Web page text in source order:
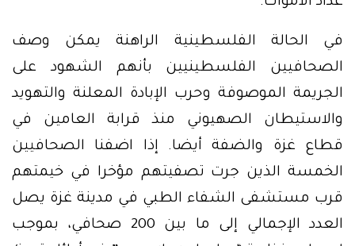
في الحالة الفلسطينية الراهنة يمكن وصف
الصحافيين الفلسطينيين بأنهم الشهود على
الجريمة الموصوفة وحرب الإبادة المعلنة والتهويد
والاستيطان الصهيوني منذ قرابة العامين في
قطاع غزة والضفة أيضا. إذا اضفنا الصحافيين
الخمسة الذين جرت تصفيتهم مؤخرا في خيمتهم
قرب مستشفى الشفاء الطبي في مدينة غزة يصل
العدد الإجمالي إلى ما بين 200 صحافي، بموجب